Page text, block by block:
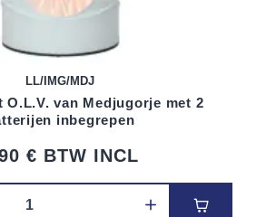
LL/IMG/MDJ
van Medjugorje met 2
inbegrepen
€ BTW INCL
Voeg toe